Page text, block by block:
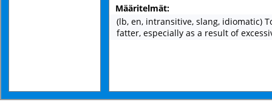
Määritelmät:
(lb, en, intransitive, slang, idiomatic)
fatter, especially as a result of